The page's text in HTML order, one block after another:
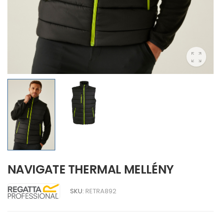
NAVIGATE THERMAL MELLÉNY
SKU: RETRA892